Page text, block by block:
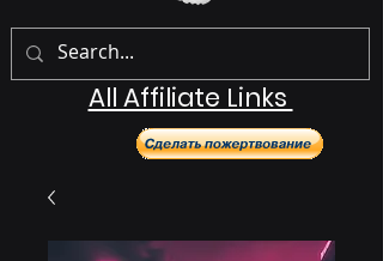
All Affiliate Links